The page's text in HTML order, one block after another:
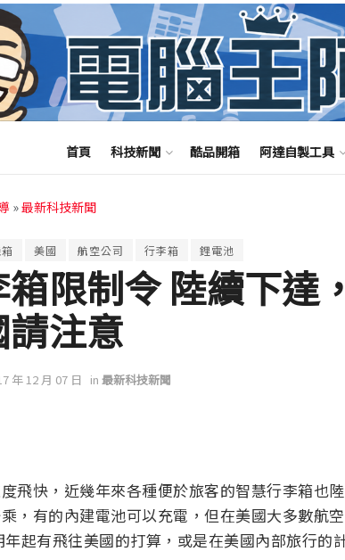
首頁 科技新聞 酷品開箱 阿達自製工具
»最新科技新聞
美國 航空公司 行李箱 鋰電池
限制令 陸續下達
注意
年 12 月 07 日 in 最新科技新聞
飛快，近幾年來各種便於旅客的智慧行李箱也
，有的內建電池可以充電，但在美國大多數航
起有飛往美國的打算，或是在美國內部旅行的